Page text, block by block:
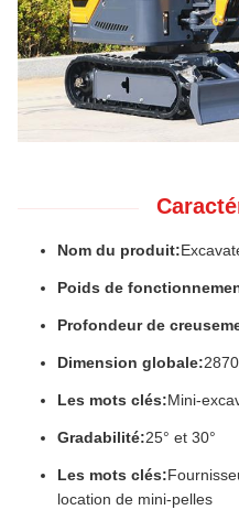
Nom du produit:
Poids de
Profondeur de
Dimension globale:
Les mots clés:Mini-
Gradabilité:25° et 30°
Les mots clés:
location de mini-pelles